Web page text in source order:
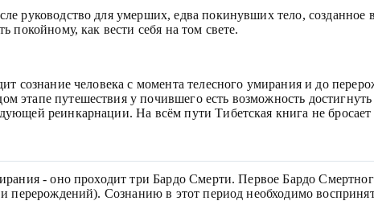
руководство для умерших, едва покинувших тело, созданное
покойному, как вести себя на том свете.
сознание человека с момента телесного умирания и до
этапе путешествия у почившего есть возможность
реинкарнации. На всём пути Тибетская книга не
- оно проходит три Бардо Смерти. Первое Бардо
перерождений). Сознанию в этот период необходимо